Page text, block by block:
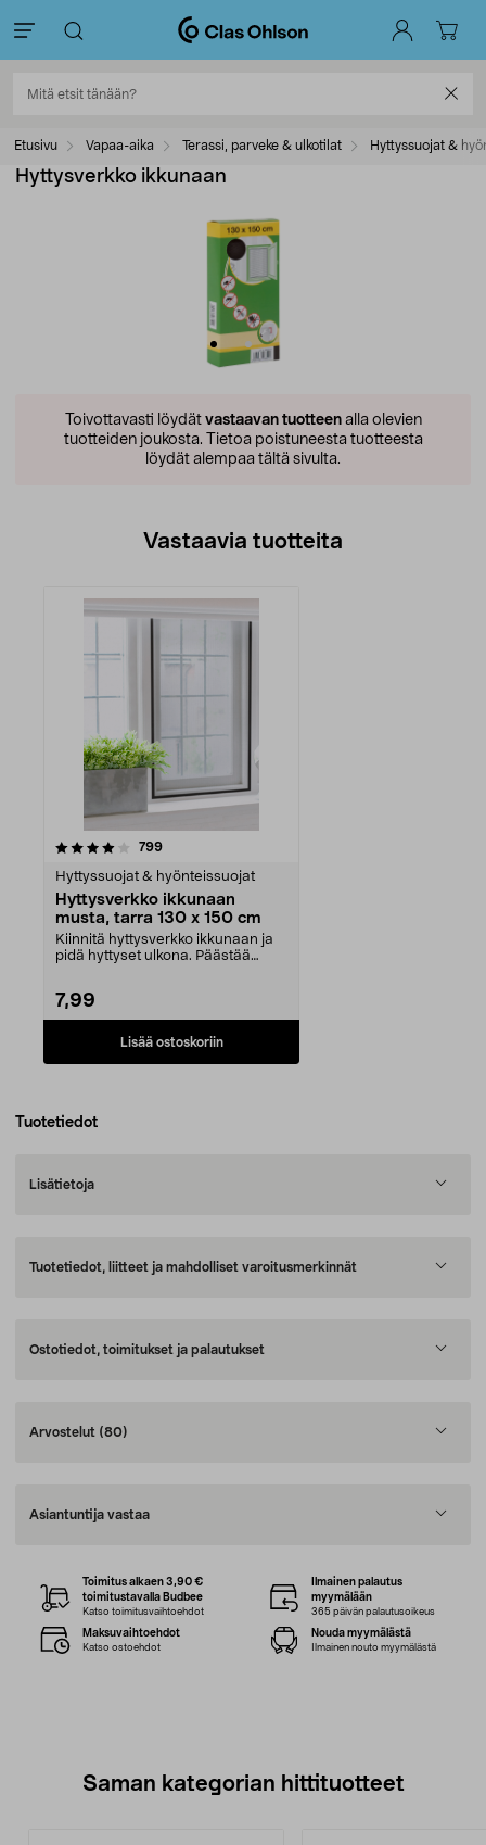
Etusivu Vapaa-aika Terassi, parveke & ulkotilat Hyttyssuojat &
Hyttysverkko ikkunaan
Toivottavasti löydät vastaavan tuotteenalla olevien
tuotteiden joukosta. Tietoa poistuneesta tuotteesta
löydät alempaa tältä sivulta.
Vastaavia tuotteita
799arvostelut
Hyttyssuojat & hyönteissuojat
Hyttysverkko ikkunaan
musta, tarra 130 x 150 cm
Kiinnitä hyttysverkko ikkunaan ja
pidä hyttyset ulkona. Päästää
7,99
Lisää ostoskoriin
Tuotetiedot
Lisätietoja
Tuotetiedot, liitteet ja mahdolliset varoitusmerkinnät
Ostotiedot, toimitukset ja palautukset
Arvostelut (80)
Asiantuntija vastaa
Toimitus alkaen 3,90 €
toimitustavalla Budbee
Katso toimitusvaihtoehdot
Ilmainen palautus
myymälään
365 päivän palautusoikeus
Maksuvaihtoehdot
Katso ostoehdot
Nouda myymälästä
Ilmainen nouto myymälästä
Saman kategorian hittituotteet